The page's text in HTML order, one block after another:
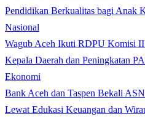
Pendidikan Berkualitas bagi Anak
Nasional
Wagub Aceh Ikuti RDPU Komisi
Kepala Daerah dan Peningkatan
Ekonomi
Bank Aceh dan Taspen Bekali
Lewat Edukasi Keuangan dan